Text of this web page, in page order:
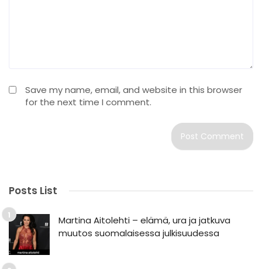
Save my name, email, and website in this browser
for the next time I comment.
Posts List
Martina Aitolehti – elämä, ura ja jatkuva
muutos suomalaisessa julkisuudessa